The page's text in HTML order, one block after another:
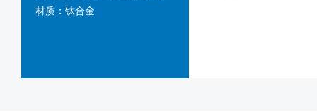
材质：钛合金